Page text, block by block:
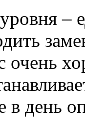
–
очень
в день